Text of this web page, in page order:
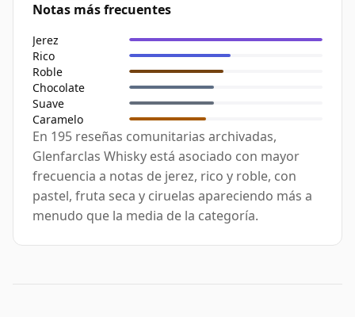
Notas más frecuentes
Jerez
Rico
Roble
Chocolate
Suave
Caramelo
En 195 reseñas comunitarias archivadas,
Glenfarclas Whisky está asociado con mayor
frecuencia a notas de jerez, rico y roble, con
pastel, fruta seca y ciruelas apareciendo más a
menudo que la media de la categoría.